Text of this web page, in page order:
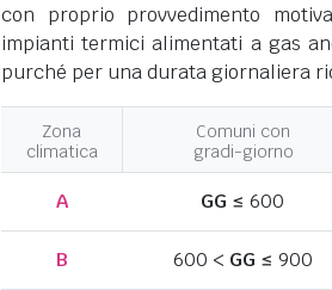
con proprio provvedimento
impianti termici alimentati a gas
purché per una durata giornaliera
Zona
climatica
Comuni con
gradi-giorno
A GG ≤ 600
B 600 < GG ≤ 900